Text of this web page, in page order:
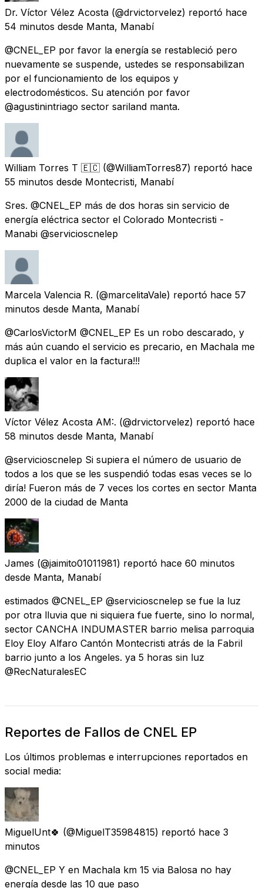
Dr. Víctor Vélez Acosta (@drvictorvelez) reportó hace
54 minutos desde Manta, Manabí
@CNEL_EP por favor la energía se restableció pero
nuevamente se suspende, ustedes se responsabilizan
por el funcionamiento de los equipos y
electrodomésticos. Su atención por favor
@agustinintriago sector sariland manta.
William Torres T 🇪🇨 (@WilliamTorres87) reportó hace
55 minutos desde Montecristi, Manabí
Sres. @CNEL_EP más de dos horas sin servicio de
energía eléctrica sector el Colorado Montecristi -
Manabi @servicioscnelep
Marcela Valencia R. (@marcelitaVale) reportó hace 57
minutos desde Manta, Manabí
@CarlosVictorM @CNEL_EP Es un robo descarado, y
más aún cuando el servicio es precario, en Machala me
duplica el valor en la factura!!!
Víctor Vélez Acosta AM:. (@drvictorvelez) reportó hace
58 minutos desde Manta, Manabí
@servicioscnelep Si supiera el número de usuario de
todos a los que se les suspendió todas esas veces se lo
diría! Fueron más de 7 veces los cortes en sector Manta
2000 de la ciudad de Manta
James (@jaimito01011981) reportó hace 60 minutos
desde Manta, Manabí
estimados @CNEL_EP @servicioscnelep se fue la luz
por otra lluvia que ni siquiera fue fuerte, sino lo normal,
sector CANCHA INDUMASTER barrio melisa parroquia
Eloy Eloy Alfaro Cantón Montecristi atrás de la Fabril
barrio junto a los Angeles. ya 5 horas sin luz
@RecNaturalesEC
Reportes de Fallos de CNEL EP
Los últimos problemas e interrupciones reportados en
social media:
MiguelUnt🍀 (@MiguelT35984815) reportó hace 3
minutos
@CNEL_EP Y en Machala km 15 via Balosa no hay
energía desde las 10 que paso